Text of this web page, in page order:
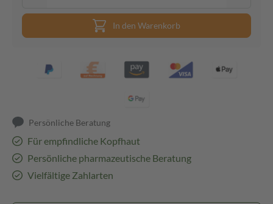
In den Warenkorb
Persönliche Beratung
Für empfindliche Kopfhaut
Persönliche pharmazeutische Beratung
Vielfältige Zahlarten